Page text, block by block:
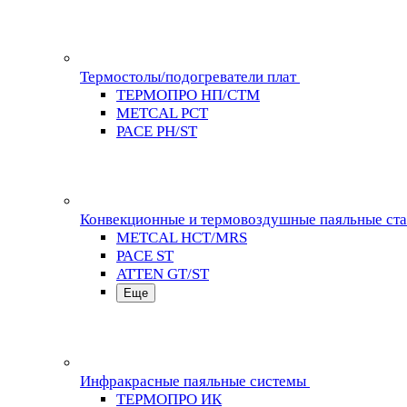
Термостолы/подогреватели плат
ТЕРМОПРО НП/СТМ
METCAL PCT
PACE PH/ST
Конвекционные и термовоздушные паяльные
METCAL HCT/MRS
PACE ST
ATTEN GT/ST
Еще
Инфракрасные паяльные системы
ТЕРМОПРО ИК